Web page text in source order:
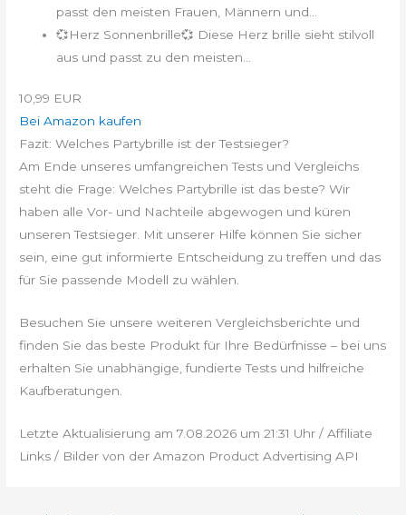
passt den meisten Frauen, Männern und...
💞Herz Sonnenbrille💞 Diese Herz brille sieht stilvoll
aus und passt zu den meisten...
10,99 EUR
Bei Amazon kaufen
Fazit: Welches Partybrille ist der Testsieger?
Am Ende unseres umfangreichen Tests und Vergleichs
steht die Frage: Welches Partybrille ist das beste? Wir
haben alle Vor- und Nachteile abgewogen und küren
unseren Testsieger. Mit unserer Hilfe können Sie sicher
sein, eine gut informierte Entscheidung zu treffen und das
für Sie passende Modell zu wählen.
Besuchen Sie unsere weiteren Vergleichsberichte und
finden Sie das beste Produkt für Ihre Bedürfnisse – bei uns
erhalten Sie unabhängige, fundierte Tests und hilfreiche
Kaufberatungen.
Letzte Aktualisierung am 7.08.2026 um 21:31 Uhr / Affiliate
Links / Bilder von der Amazon Product Advertising API